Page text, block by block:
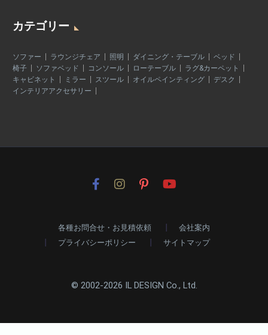
カテゴリー
ソファー ラウンジチェア 照明 ダイニング・テーブル
ベッド
椅子
ソファベッド コンソール ローテーブル
ラグ&カーペット
キャビネット
ミラー スツール オイルペインティング
デスク
インテリアアクセサリー
各種お問合せ・お見積依頼
会社案内
プライバシーポリシー
サイトマップ
© 2002-2026 IL DESIGN Co., Ltd.